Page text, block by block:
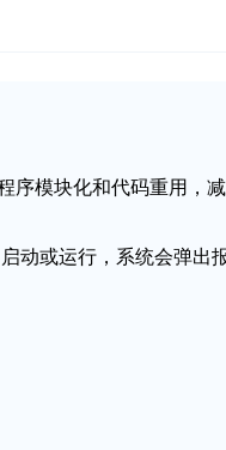
序模块化和代码重用，
动或运行，系统会弹出